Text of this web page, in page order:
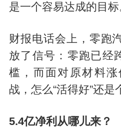
是一个容易达成的目标
财报电话会上，零跑
放了信号：零跑已经
槛，而面对原材料
战，怎么“活得好”还是
5.4亿净利从哪儿来？